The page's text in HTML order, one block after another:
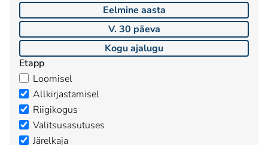
Eelmine aasta
V. 30 päeva
Kogu ajalugu
Etapp
Loomisel
Allkirjastamisel
Riigikogus
Valitsusasutuses
Järelkaja